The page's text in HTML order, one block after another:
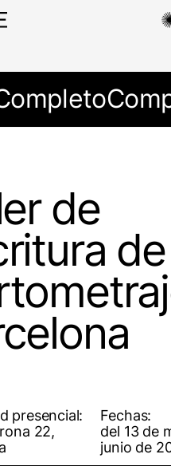
de
de
presencial:
22,
Fechas:
del 13 de
junio de